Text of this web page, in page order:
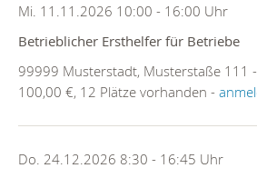
Mi. 11.11.2026 10:00 - 16:00 Uhr
Betrieblicher Ersthelfer für Betriebe
99999 Musterstadt, Musterstaße 111 -
100,00 €, 12 Plätze vorhanden -
Do. 24.12.2026 8:30 - 16:45 Uhr